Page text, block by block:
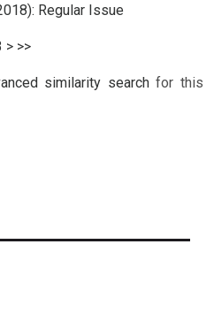
Regular Issue
> >>
similarity searchfor this